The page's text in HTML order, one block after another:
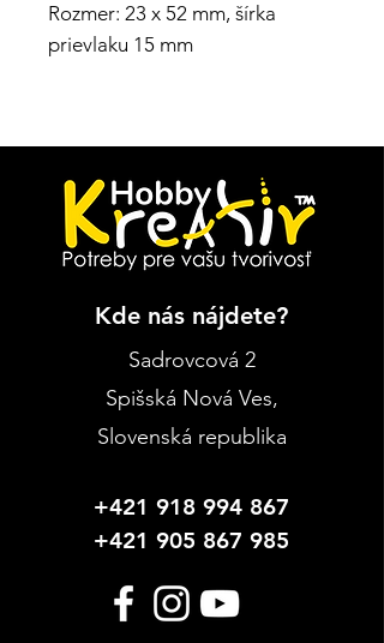
Rozmer: 23 x 52 mm, šírka
prievlaku 15 mm
Kde nás nájdete?
Sadrovcová 2
Spišská Nová Ves,
Slovenská republika
+421 918 994 867
+421 905 867 985